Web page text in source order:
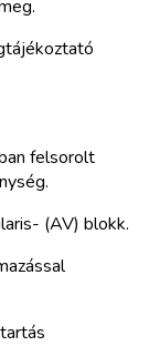
felsorolt
(AV) blokk.